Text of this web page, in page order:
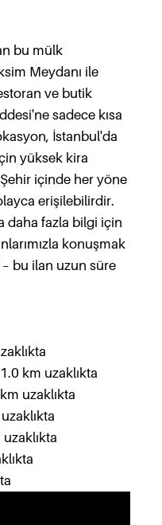
bu mülk
Meydanı ile
ve butik
sadece kısa
İstanbul'da
yüksek kira
içinde her yöne
erişilebilirdir.
daha fazla bilgi için
konuşmak
bu ilan uzun süre
km uzaklıkta
uzaklıkta